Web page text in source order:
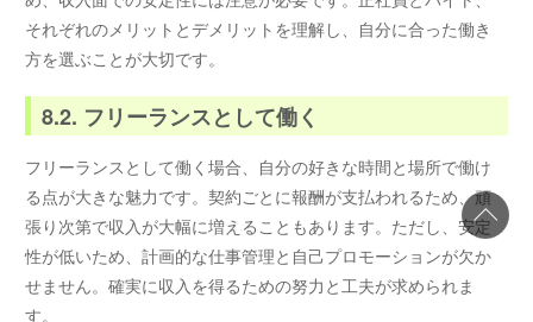
それぞれのメリットとデメリットを理解し、自分に合った働き
方を選ぶことが大切です。
8.2. フリーランスとして働く
フリーランスとして働く場合、自分の好きな時間と場所で働け
る点が大きな魅力です。契約ごとに報酬が支払われるため、頑
張り次第で収入が大幅に増えることもあります。ただし、安定
性が低いため、計画的な仕事管理と自己プロモーションが欠か
せません。確実に収入を得るための努力と工夫が求められま
す。